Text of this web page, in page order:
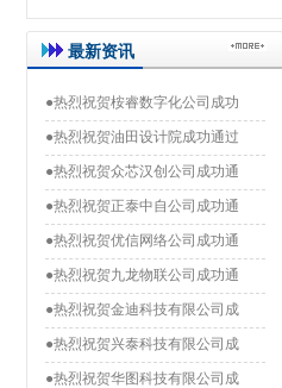
最新资讯
●热烈祝贺桉睿数字化公司成功
●热烈祝贺油田设计院成功通过
●热烈祝贺众芯汉创公司成功通
●热烈祝贺正泰中自公司成功通
●热烈祝贺优信网络公司成功通
●热烈祝贺九龙物联公司成功通
●热烈祝贺金迪科技有限公司成
●热烈祝贺兴泰科技有限公司成
●热烈祝贺华图科技有限公司成